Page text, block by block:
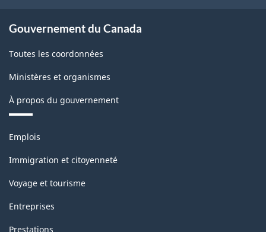
-
la
classification
Gouvernement du Canada
Toutes les coordonnées
Ministères et organismes
À propos du gouvernement
Thèmes
sujets
Emplois
Immigration et citoyenneté
Voyage et tourisme
Entreprises
Prestations